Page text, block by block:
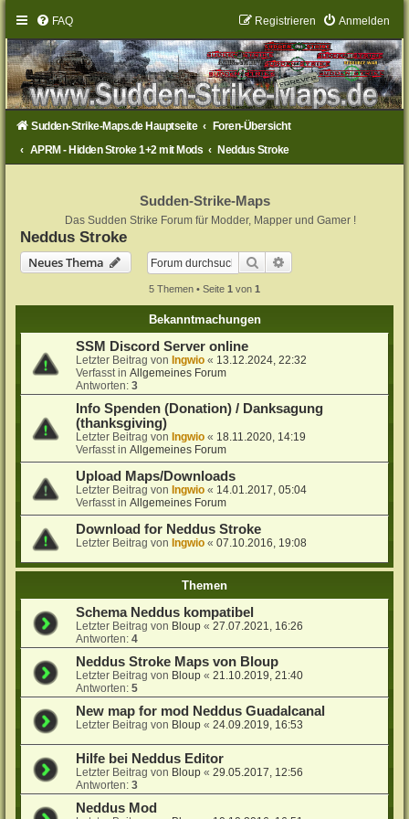
FAQ Anmelden
Registrieren
Sudden-Strike-Maps.de Hauptseite
Foren-Übersicht
APRM - Hidden Stroke 1+2 mit Mods
Neddus Stroke
Sudden-Strike-Maps
Das Sudden Strike Forum für Modder, Mapper und Gamer !
Neddus Stroke
Neues Thema
Suche
5 Themen • Seite 1 von 1
Bekanntmachungen
SSM Discord Server online
Letzter Beitrag von Ingwio « 13.12.2024, 22:32
Verfasst inAllgemeines Forum
Antworten:3
Info Spenden (Donation) / Danksagung
(thanksgiving)
Letzter Beitrag von Ingwio « 18.11.2020, 14:19
Verfasst inAllgemeines Forum
Upload Maps/Downloads
Letzter Beitrag von Ingwio « 14.01.2017, 05:04
Verfasst inAllgemeines Forum
Download for Neddus Stroke
Letzter Beitrag von Ingwio «07.10.2016, 19:08
Themen
Schema Neddus kompatibel
Letzter Beitrag von Bloup «27.07.2021, 16:26
Antworten:4
Neddus Stroke Maps von Bloup
Letzter Beitrag von Bloup «21.10.2019, 21:40
Antworten:5
New map for mod Neddus Guadalcanal
Letzter Beitrag von Bloup «24.09.2019, 16:53
Hilfe bei Neddus Editor
Letzter Beitrag von Bloup «29.05.2017, 12:56
Antworten:3
Neddus Mod